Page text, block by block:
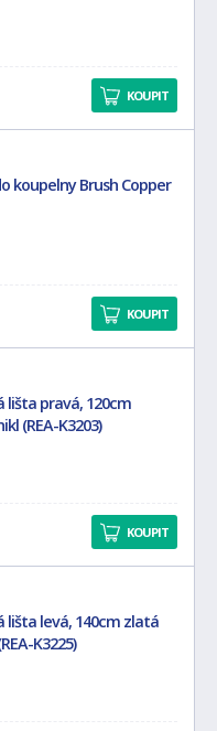
KOUPIT
koupelny Brush Copper
KOUPIT
lišta pravá, 120cm
(REA-K3203)
KOUPIT
lišta levá, 140cm zlatá
K3225)